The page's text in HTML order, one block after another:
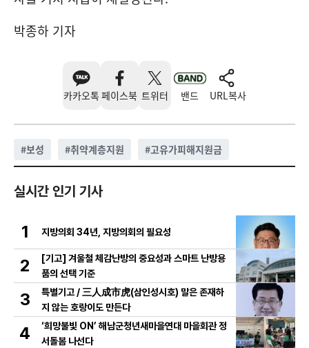
박종하 기자
카카오톡 페이스북 트위터 밴드 URL복사
#보성 #취약계층지원 #고유가피해지원금
실시간 인기 기사
1 지방의회 34년, 지방의회의 필요성
2
[기고] 겨울철 체감난방의 중요성과 스마트 난방용
품의 선택 기준
3
특별기고 / 三人成市虎(삼인성시호) 말은 존재하
지 않는 호랑이도 만든다
4
‘희망불빛 ON’ 해남군청년새마을연대 마을회관 정
서돌봄 나선다